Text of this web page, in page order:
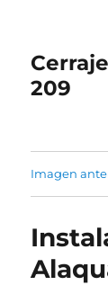
209
Imagen